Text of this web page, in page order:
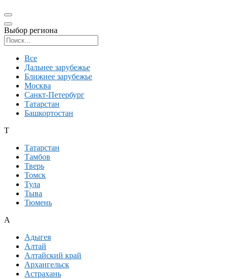
Выбор региона
Все
Дальнее зарубежье
Ближнее зарубежье
Москва
Санкт-Петербург
Татарстан
Башкортостан
Т
Татарстан
Тамбов
Тверь
Томск
Тула
Тыва
Тюмень
А
Адыгея
Алтай
Алтайский край
Архангельск
Астрахань